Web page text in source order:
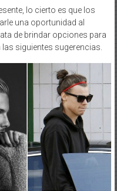
lo cierto es que los
una oportunidad al
de brindar opciones para
siguientes sugerencias.